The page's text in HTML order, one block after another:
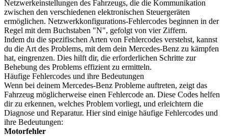
Netzwerkeinstellungen des Fahrzeugs, die die Kommunikation
zwischen den verschiedenen elektronischen Steuergeräten
ermöglichen. Netzwerkkonfigurations-Fehlercodes beginnen in der
Regel mit dem Buchstaben "N", gefolgt von vier Ziffern.
Indem du die spezifischen Arten von Fehlercodes verstehst, kannst
du die Art des Problems, mit dem dein Mercedes-Benz zu kämpfen
hat, eingrenzen. Dies hilft dir, die erforderlichen Schritte zur
Behebung des Problems effizient zu ermitteln.
Häufige Fehlercodes und ihre Bedeutungen
Wenn bei deinem Mercedes-Benz Probleme auftreten, zeigt das
Fahrzeug möglicherweise einen Fehlercode an. Diese Codes helfen
dir zu erkennen, welches Problem vorliegt, und erleichtern die
Diagnose und Reparatur. Hier sind einige häufige Fehlercodes und
ihre Bedeutungen:
Motorfehler